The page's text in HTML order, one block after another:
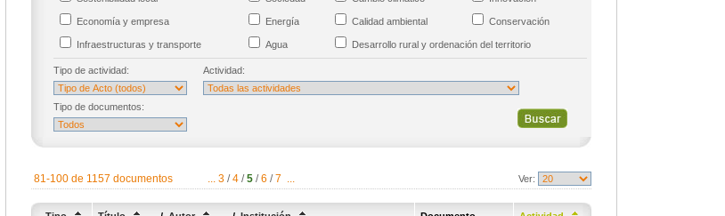
Economía y empresa Energía Calidad ambiental Conservación
Infraestructuras y transporte Agua Desarrollo rural y ordenación del territorio
Tipo de actividad: Actividad:
Tipo de documentos:
81-100 de 1157 documentos ... 3 / 4 /5 / 6 / 7 ... Ver: